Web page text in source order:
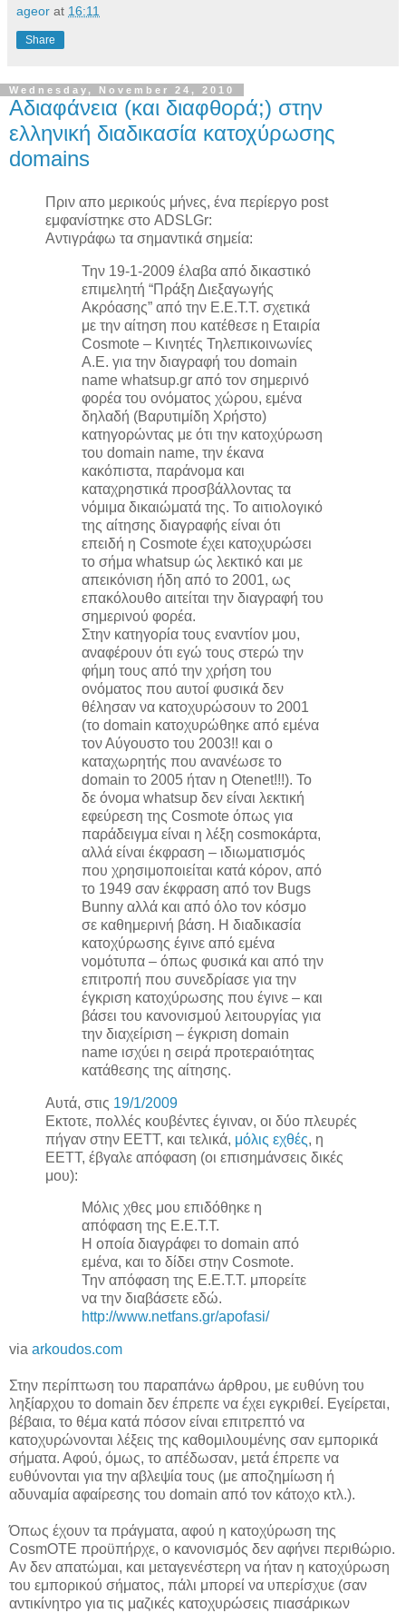
ageor at 16:11
Share
Wednesday, November 24, 2010
Αδιαφάνεια (και διαφθορά;) στην
ελληνική διαδικασία κατοχύρωσης
domains
Πριν απο μερικούς μήνες, ένα περίεργο post
εμφανίστηκε στο ADSLGr:
Αντιγράφω τα σημαντικά σημεία:
Την 19-1-2009 έλαβα από δικαστικό
επιμελητή “Πράξη Διεξαγωγής
Ακρόασης” από την Ε.Ε.Τ.Τ. σχετικά
με την αίτηση που κατέθεσε η Εταιρία
Cosmote – Κινητές Τηλεπικοινωνίες
A.E. για την διαγραφή του domain
name whatsup.gr από τον σημερινό
φορέα του ονόματος χώρου, εμένα
δηλαδή (Βαρυτιμίδη Χρήστο)
κατηγορώντας με ότι την κατοχύρωση
του domain name, την έκανα
κακόπιστα, παράνομα και
καταχρηστικά προσβάλλοντας τα
νόμιμα δικαιώματά της. Το αιτιολογικό
της αίτησης διαγραφής είναι ότι
επειδή η Cosmote έχει κατοχυρώσει
το σήμα whatsup ώς λεκτικό και με
απεικόνιση ήδη από το 2001, ως
επακόλουθο αιτείται την διαγραφή του
σημερινού φορέα.
Στην κατηγορία τους εναντίον μου,
αναφέρουν ότι εγώ τους στερώ την
φήμη τους από την χρήση του
ονόματος που αυτοί φυσικά δεν
θέλησαν να κατοχυρώσουν το 2001
(το domain κατοχυρώθηκε από εμένα
τον Αύγουστο του 2003!! και ο
καταχωρητής που ανανέωσε το
domain το 2005 ήταν η Otenet!!!). Το
δε όνομα whatsup δεν είναι λεκτική
εφεύρεση της Cosmote όπως για
παράδειγμα είναι η λέξη cosmoκάρτα,
αλλά είναι έκφραση – ιδιωματισμός
που χρησιμοποιείται κατά κόρον, από
το 1949 σαν έκφραση από τον Bugs
Bunny αλλά και από όλο τον κόσμο
σε καθημερινή βάση. Η διαδικασία
κατοχύρωσης έγινε από εμένα
νομότυπα – όπως φυσικά και από την
επιτροπή που συνεδρίασε για την
έγκριση κατοχύρωσης που έγινε – και
βάσει του κανονισμού λειτουργίας για
την διαχείριση – έγκριση domain
name ισχύει η σειρά προτεραιότητας
κατάθεσης της αίτησης.
Αυτά, στις 19/1/2009
Εκτοτε, πολλές κουβέντες έγιναν, οι δύο πλευρές
πήγαν στην ΕΕΤΤ, και τελικά, μόλις εχθές, η
ΕΕΤΤ, έβγαλε απόφαση (οι επισημάνσεις δικές
μου):
Μόλις χθες μου επιδόθηκε η
απόφαση της Ε.Ε.Τ.Τ.
Η οποία διαγράφει το domain από
εμένα, και το δίδει στην Cosmote.
Την απόφαση της Ε.Ε.Τ.Τ. μπορείτε
να την διαβάσετε εδώ.
http://www.netfans.gr/apofasi/
via arkoudos.com
Στην περίπτωση του παραπάνω άρθρου, με ευθύνη του
ληξίαρχου το domain δεν έπρεπε να έχει εγκριθεί. Εγείρεται,
βέβαια, το θέμα κατά πόσον είναι επιτρεπτό να
κατοχυρώνονται λέξεις της καθομιλουμένης σαν εμπορικά
σήματα. Αφού, όμως, το απέδωσαν, μετά έπρεπε να
ευθύνονται για την αβλεψία τους (με αποζημίωση ή
αδυναμία αφαίρεσης του domain από τον κάτοχο κτλ.).
Όπως έχουν τα πράγματα, αφού η κατοχύρωση της
CosmOTE προϋπήρχε, ο κανονισμός δεν αφήνει περιθώριο.
Αν δεν απατώμαι, και μεταγενέστερη να ήταν η κατοχύρωση
του εμπορικού σήματος, πάλι μπορεί να υπερίσχυε (σαν
αντικίνητρο για τις μαζικές κατοχυρώσεις πιασάρικων